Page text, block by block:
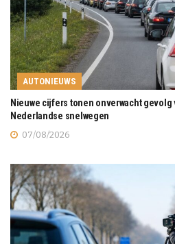
AUTONIEUWS
Nieuwe cijfers tonen onverwacht
Nederlandse snelwegen
07/08/2026